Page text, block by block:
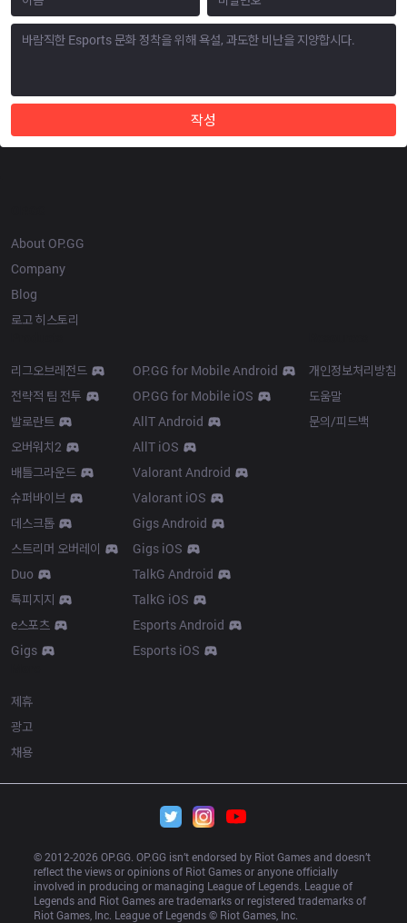
작성
About OP.GG
Company
Blog
로고 히스토리
리그오브레전드
전략적 팀 전투
발로란트
오버워치2
배틀그라운드
슈퍼바이브
데스크톱
스트리머 오버레이
Duo
톡피지지
e스포츠
Gigs
OP.GG for Mobile Android
OP.GG for Mobile iOS
AllT Android
AllT iOS
Valorant Android
Valorant iOS
Gigs Android
Gigs iOS
TalkG Android
TalkG iOS
Esports Android
Esports iOS
개인정보처리방침
도움말
문의/피드백
제휴
광고
채용
© 2012-2026 OP.GG. OP.GG isn’t endorsed by Riot Games and doesn’t
reflect the views or opinions of Riot Games or anyone officially
involved in producing or managing League of Legends. League of
Legends and Riot Games are trademarks or registered trademarks of
Riot Games, Inc. League of Legends © Riot Games, Inc.